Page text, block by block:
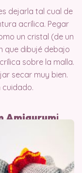
dejarla tal cual de
acrílica. Pegar
un cristal (de un
que dibujé debajo
sobre la malla.
secar muy bien.
cuidado.
Amigurumi